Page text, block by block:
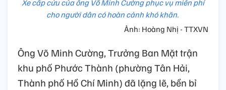
Xe cấp cứu của ông Võ Minh Cường phục vụ miễn phí
cho người dân có hoàn cảnh khó khăn.
Ảnh: Hoàng Nhị - TTXVN
Ông Võ Minh Cường, Trưởng Ban Mặt trận
khu phố Phước Thành (phường Tân Hải,
Thành phố Hồ Chí Minh) đã lặng lẽ, bền bỉ